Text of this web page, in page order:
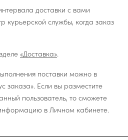
доставки с вами
курьерской службы, когда заказ
«Доставка».
поставки можно в
заказа». Если вы разместите
пользователь, то сможете
в Личном кабинете.